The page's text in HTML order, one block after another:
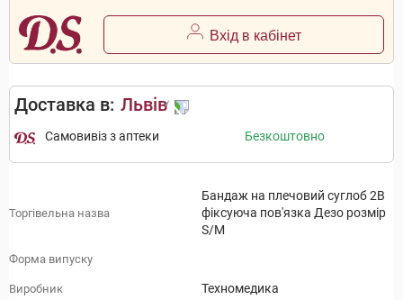
Вхід в кабінет
Доставка в: Львів
Самовивіз з аптеки Безкоштовно
Торгівельна назва
Бандаж на плечовий суглоб 2B
фіксуюча пов'язка Дезо розмір
S/M
Форма випуску
Виробник Техномедика